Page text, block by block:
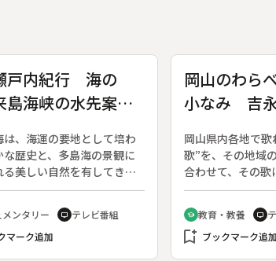
戸内紀行 海の
海峡の水先案内
は、海運の要地として培わ
な歴史と、多島海の景観に
る美しい自然を有してき
な瀬戸内海の「今」を、そ
地域から紹介する。（２０
月７日・２００３年９月
全５０回）◆この回は「来
メンタリー tv テレビ番組
マーク追加
岡山のわら
小なみ 吉
岡山県内各地で
歌”を、その地域
合わせて、その歌
風土を紹介する
の「大なみ小なみ
school 教育・教養 tv
bookmark_add ブックマーク追加